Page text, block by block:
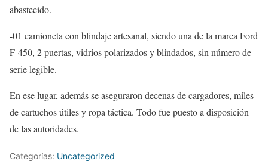
abastecido.
-01 camioneta con blindaje artesanal, siendo una de la marca Ford
F-450, 2 puertas, vidrios polarizados y blindados, sin número de
serie legible.
En ese lugar, además se aseguraron decenas de cargadores, miles
de cartuchos útiles y ropa táctica. Todo fue puesto a disposición
de las autoridades.
Categorías: Uncategorized